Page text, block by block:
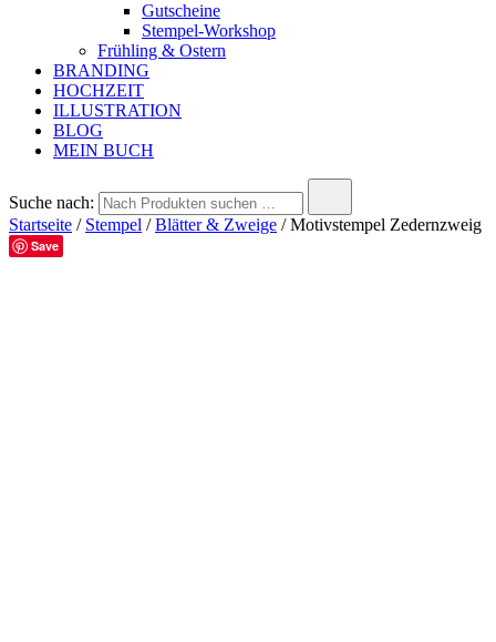
Gutscheine
Stempel-Workshop
Frühling & Ostern
BRANDING
HOCHZEIT
ILLUSTRATION
BLOG
MEIN BUCH
Suche nach:
Startseite / Stempel /Blätter & Zweige / Motivstempel Zedernzweig
Save